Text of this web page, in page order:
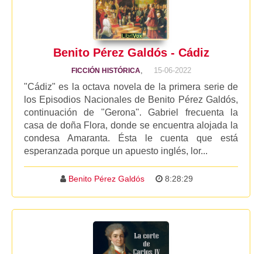
Benito Pérez Galdós - Cádiz
FICCIÓN HISTÓRICA 15-06-2022
"Cádiz" es la octava novela de la primera serie de
los Episodios Nacionales de Benito Pérez Galdós,
continuación de "Gerona". Gabriel frecuenta la
casa de doña Flora, donde se encuentra alojada la
condesa Amaranta. Ésta le cuenta que está
esperanzada porque un apuesto inglés, lor...
Benito Pérez Galdós 8:28:29